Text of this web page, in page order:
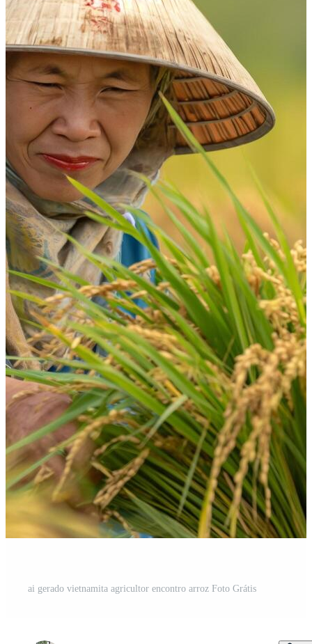
ai gerado vietnamita agricultor encontro arroz Foto Grátis